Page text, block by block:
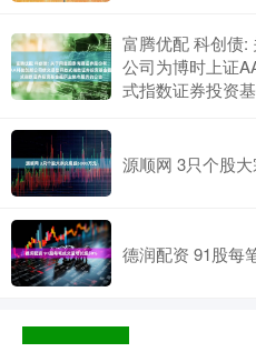
富腾优配 科创债:
公司为博时上证
式指数证券投资
源顺网 3只个股
德润配资 91股每